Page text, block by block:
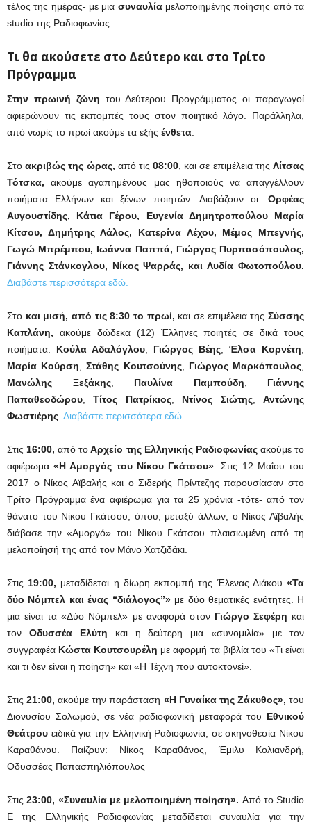
τέλος της ημέρας- με μια συναυλίαμελοποιημένης ποίησης από τα
studio της Ραδιοφωνίας.
Τι θα ακούσετε στο Δεύτερο και στο Τρίτο
Πρόγραμμα
Στην πρωινή ζώνη του Δεύτερου Προγράμματος οι παραγωγοί
αφιερώνουν τις εκπομπές τους στον ποιητικό λόγο. Παράλληλα,
από νωρίς το πρωί ακούμε τα εξής ένθετα:
Στοακριβώς της ώρας, από τις 08:00 , και σε επιμέλεια τηςΛίτσας
Τότσκα, ακούμε αγαπημένους μας ηθοποιούς να απαγγέλλουν
ποιήματα Ελλήνων και ξένων ποιητών. Διαβάζουν οι: Ορφέας
Αυγουστίδης, Κάτια Γέρου, Ευγενία Δημητροπούλου Μαρία
Κίτσου, Δημήτρης Λάλος, Κατερίνα Λέχου, Μέμος Μπεγνής,
Γωγώ Μπρέμπου, Ιωάννα Παππά, Γιώργος Πυρπασόπουλος,
Γιάννης Στάνκογλου, Νίκος Ψαρράς, και Λυδία Φωτοπούλου.
Διαβάστε περισσότερα εδώ.
Στο και μισή, από τις 8:30 το πρωί, και σε επιμέλεια τηςΣύσσης
Καπλάνη, ακούμε δώδεκα (12) Έλληνες ποιητές σε δικά τους
ποιήματα: Κούλα Αδαλόγλου Γιώργος Βέης Έλσα Κορνέτη
Μαρία Κούρση ,Στάθης Κουτσούνης, Γιώργος Μαρκόπουλος
Μανώλης Ξεξάκης, Παυλίνα Παμπούδη
Γιάννης
Παπαθεοδώρου ,Τίτος Πατρίκιος, Ντίνος Σιώτης,Αντώνης
Φωστιέρης Διαβάστε περισσότερα εδώ.
Στις 16:00,από τοΑρχείο της Ελληνικής Ραδιοφωνίας ακούμε το
αφιέρωμα «Η Αμοργός του Νίκου Γκάτσου» . Στις 12 Μαΐου του
2017 ο Νίκος Αϊβαλής και ο Σιδερής Πρίντεζης παρουσίασαν στο
Τρίτο Πρόγραμμα ένα αφιέρωμα για τα 25 χρόνια -τότε- από τον
θάνατο του Νίκου Γκάτσου, όπου, μεταξύ άλλων, ο Νίκος Αϊβαλής
διάβασε την «Αμοργό» του Νίκου Γκάτσου πλαισιωμένη από τη
μελοποίησή της από τον Μάνο Χατζιδάκι.
Στις 19:00, μεταδίδεται η δίωρη εκπομπή της Έλενας Διάκου«Τα
δύο Νόμπελ και ένας “διάλογος”» με δύο θεματικές ενότητες. Η
μια είναι τα «Δύο Νόμπελ» με αναφορά στον Γιώργο Σεφέρη και
τον Οδυσσέα Ελύτη και η δεύτερη μια «συνομιλία» με τον
συγγραφέα Κώστα Κουτσουρέλη με αφορμή τα βιβλία του «Τι είναι
και τι δεν είναι η ποίηση» και «Η Τέχνη που αυτοκτονεί».
Στις 21:00,ακούμε την παράσταση «Η Γυναίκα της Ζάκυθος», του
Διονυσίου Σολωμού, σε νέα ραδιοφωνική μεταφορά του Εθνικού
Θεάτρου ειδικά για την Ελληνική Ραδιοφωνία, σε σκηνοθεσία Νίκου
Καραθάνου. Παίζουν: Νίκος Καραθάνος, Έμιλυ Κολιανδρή,
Οδυσσέας Παπασπηλιόπουλος
Στις 23:00, «Συναυλία με μελοποιημένη ποίηση». Από το Studio
E της Ελληνικής Ραδιοφωνίας μεταδίδεται συναυλία για την